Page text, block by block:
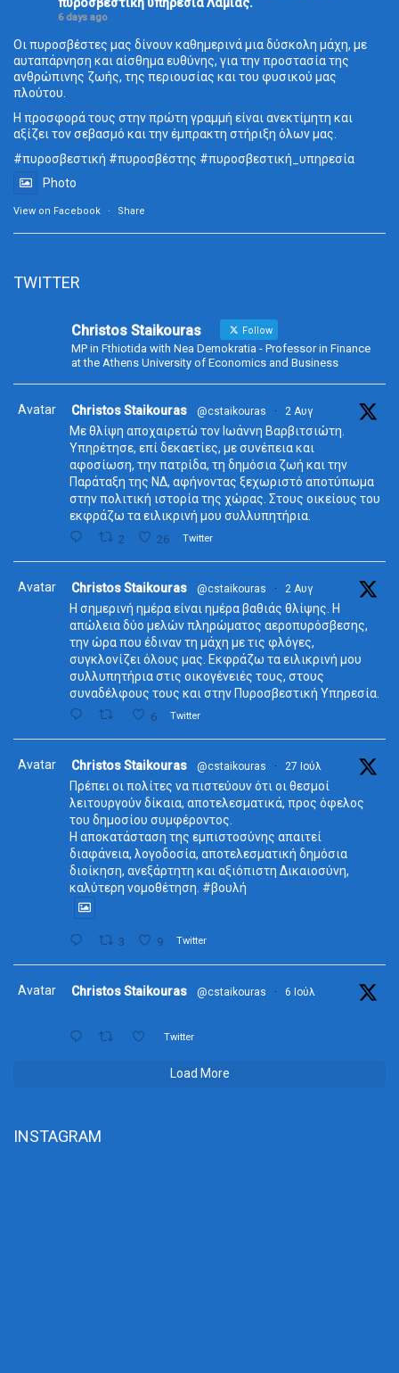
πυροσβεστική υπηρεσία Λαμίας.
6 days ago
Οι πυροσβέστες μας δίνουν καθημερινά μια δύσκολη μάχη, με
αυταπάρνηση και αίσθημα ευθύνης, για την προστασία της
ανθρώπινης ζωής, της περιουσίας και του φυσικού μας
πλούτου.
Η προσφορά τους στην πρώτη γραμμή είναι ανεκτίμητη και
αξίζει τον σεβασμό και την έμπρακτη στήριξη όλων μας.
#πυροσβεστική #πυροσβέστης #πυροσβεστική_ υπηρεσία
Photo
View on Facebook · Share
TWITTER
Christos Staikouras Follow
MP in Fthiotida with Nea Demokratia - Professor in Finance
at the Athens University of Economics and Business
Avatar Christos Staikouras @cstaikouras · 2 Αυγ
Με θλίψη αποχαιρετώ τον Ιωάννη Βαρβιτσιώτη.
Υπηρέτησε, επί δεκαετίες, με συνέπεια και
αφοσίωση, την πατρίδα, τη δημόσια ζωή και την
Παράταξη της ΝΔ, αφήνοντας ξεχωριστό αποτύπωμα
στην πολιτική ιστορία της χώρας. Στους οικείους του
εκφράζω τα ειλικρινή μου συλλυπητήρια.
2 26 Twitter
Avatar Christos Staikouras @cstaikouras · 2 Αυγ
Η σημερινή ημέρα είναι ημέρα βαθιάς θλίψης. Η
απώλεια δύο μελών πληρώματος αεροπυρόσβεσης,
την ώρα που έδιναν τη μάχη με τις φλόγες,
συγκλονίζει όλους μας. Εκφράζω τα ειλικρινή μου
συλλυπητήρια στις οικογένειές τους, στους
συναδέλφους τους και στην Πυροσβεστική Υπηρεσία.
6 Twitter
Avatar Christos Staikouras @cstaikouras · 27 Ιούλ
Πρέπει οι πολίτες να πιστεύουν ότι οι θεσμοί
λειτουργούν δίκαια, αποτελεσματικά, προς όφελος
του δημοσίου συμφέροντος.
Η αποκατάσταση της εμπιστοσύνης απαιτεί
διαφάνεια, λογοδοσία, αποτελεσματική δημόσια
διοίκηση, ανεξάρτητη και αξιόπιστη Δικαιοσύνη,
καλύτερη νομοθέτηση. #βουλή
3 9 Twitter
Avatar Christos Staikouras @cstaikouras · 6 Ιούλ
Twitter
Load More
INSTAGRAM